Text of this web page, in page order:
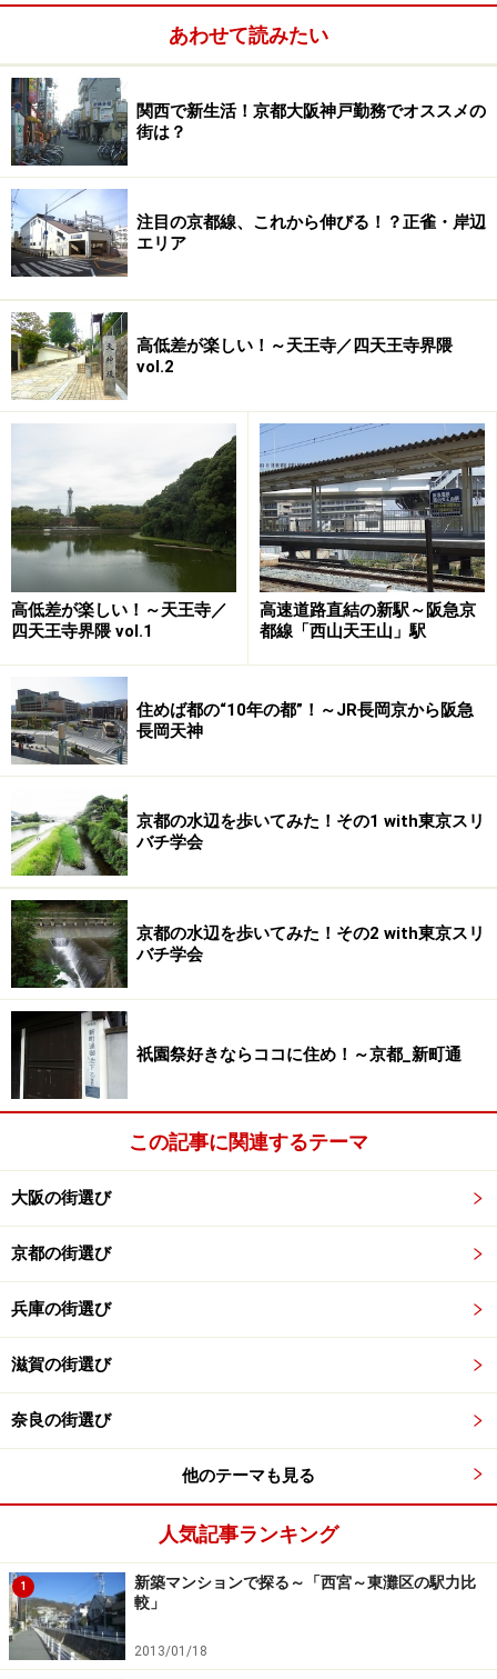
田んぼに賃貸住宅。その向こうに見えるのは工場。このよ
うな混在風景がまだまだ残る阪急沿線
いずれの駅も徒歩圏内に古くに分譲された住宅地が存在
し、駅から少し離れると（最近少なくはなってきました
が）田んぼなどの残る風景があります。田畑のあるのど
かな景色が落ち着く方は阪急沿線がおすすめです。ま
た、町工場的な小規模工場も地域によっては存在します
が、他の２沿線と比べると少なめ。買物はスーパー・商
充実しています。ちなみに阪急３駅のなかで一番大きな
ショッピング施設はダイエーが核となる「塚口さんさん
タウン」。阪急線「塚口」駅南側駅前にあります。
、大井戸公園 等の大きな公園があり、住環境のインフラ
は十分にそろっています。
続いては、市内中心部のJR沿線です。
開発で大きく顔の変わったJR沿線
JR「尼崎」北側の風景。大きな区画に整然と建物が立ち並
尼崎市内にあるJR神戸線の駅は東が「尼崎」、西が「立
花」の２駅です。
もおなじく駅南側の再開発によるフェスタ立花の完成に
より駅周辺の雰囲気が全く変わりました。「10年来駅周
辺には行ったことがない」という方はあまりの変わりよ
うに元の景色が思い出せないのではないでしょうか。特
に大きく変わったのは「尼崎」駅。駅のすぐ北側にある
ホテル「ホップイン」、「アミング潮江」、尼崎中央病
院、南側に「ミドリ電化」。また、2009年秋には阪神百
貨店・平和堂などが入居予定の「（仮称）キリンガーデ
ンシティ」が開業予定。ますます便利になりそうです。
大阪駅までは「尼崎」駅から快速・新快速で１駅、と利
便性も抜群です。
あわせて読みたい
関西で新生活！京都大阪神戸勤務でオススメの
街は？
注目の京都線、これから伸びる！？正雀・岸辺
エリア
高低差が楽しい！～天王寺／四天王寺界隈
vol.2
高低差が楽しい！～天王寺／
四天王寺界隈 vol.1
高速道路直結の新駅～阪急京
都線「西山天王山」駅
住めば都の“10年の都”！～JR長岡京から阪急
長岡天神
京都の水辺を歩いてみた！その1 with東京スリ
バチ学会
京都の水辺を歩いてみた！その2 with東京スリ
バチ学会
祇園祭好きならココに住め！～京都_新町通
この記事に関連するテーマ
大阪の街選び
京都の街選び
兵庫の街選び
滋賀の街選び
奈良の街選び
他のテーマも見る
人気記事ランキング
1
新築マンションで探る～「西宮～東灘区の駅力比
較」
2013/01/18